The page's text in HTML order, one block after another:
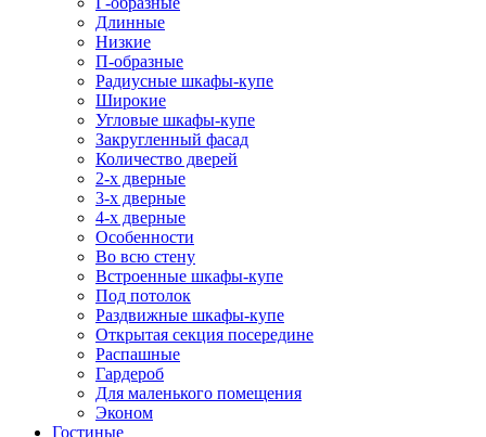
Длинные
Низкие
П-образные
Радиусные шкафы-купе
Широкие
Угловые шкафы-купе
Закругленный фасад
Количество дверей
2-х дверные
3-х дверные
4-х дверные
Особенности
Во всю стену
Встроенные шкафы-купе
Под потолок
Раздвижные шкафы-купе
Открытая секция посередине
Распашные
Гардероб
Для маленького помещения
Эконом
Гостиные